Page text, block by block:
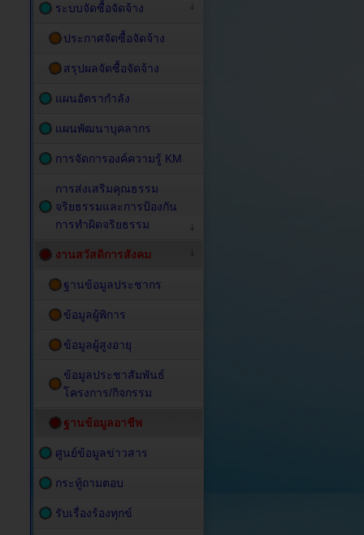
ระบบจัดซื้อจัดจ้าง
ประกาศจัดซื้อจัดจ้าง
สรุปผลจัดซื้อจัดจ้าง
แผนอัตรากำลัง
แผนพัฒนาบุคลากร
การจัดการองค์ความรู้ KM
การส่งเสริมคุณธรรม
จริยธรรมและการป้องกัน
การทำผิดจริยธรรม
งานสวัสดิการสังคม
ฐานข้อมูลประชากร
ข้อมูลผู้พิการ
ข้อมูลผู้สูงอายุ
ข้อมูลประชาสัมพันธ์
โครงการ/กิจกรรม
ฐานข้อมูลอาชีพ
ศูนย์ข้อมูลข่าวสาร
กระทู้ถามตอบ
รับเรื่องร้องทุกข์